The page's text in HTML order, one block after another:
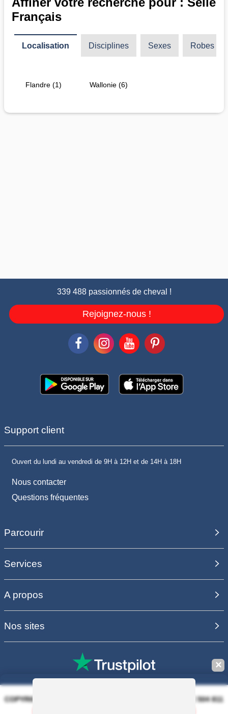
Français
Localisation Disciplines Sexes Robes
Flandre (1) Wallonie (6)
339 488 passionnés de cheval !
Rejoignez-nous !
Support client
Ouvert du lundi au vendredi de 9H à 12H et de 14H à 18H
Nous contacter
Questions fréquentes
Parcourir
Services
A propos
Nos sites
COPYRIGHT 2006 - 2025 - EQUIRODI SAS - R.C.S. DOLE 504 811
✕